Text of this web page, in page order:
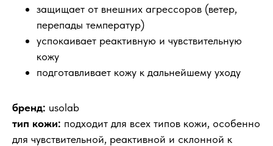
защищает от внешних агрессоров (ветер,
перепады температур)
успокаивает реактивную и чувствительную
кожу
подготавливает кожу к дальнейшему уходу
бренд: usolab
тип кожи: подходит для всех типов кожи, особенно
для чувствительной, реактивной и склонной к